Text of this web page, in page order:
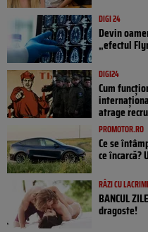
DIGI 24
Devin
„efectul
DIGI24
Cum
atrage
PROMOTOR.RO
Ce se
ce încarcă?
RÂZI CU LACRIMI
BANCUL
dragoste!